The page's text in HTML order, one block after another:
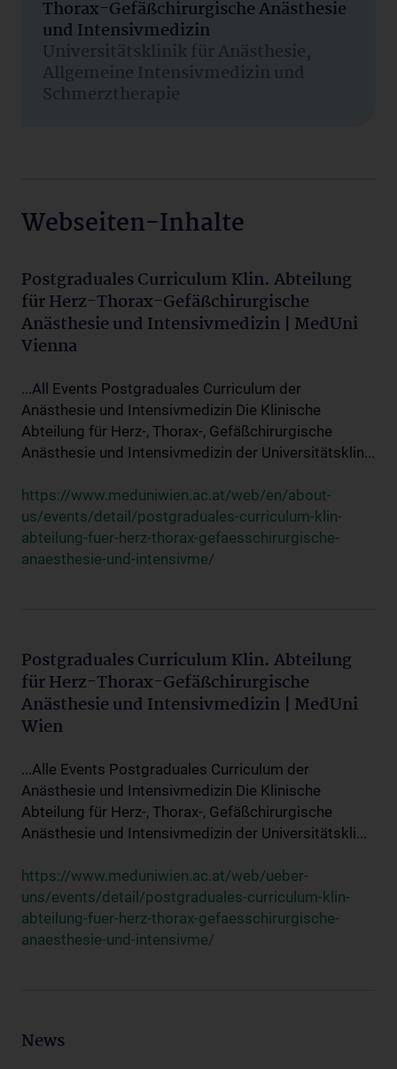
Thorax-Gefäßchirurgische Anästhesie
und Intensivmedizin
Universitätsklinik für Anästhesie,
Allgemeine Intensivmedizin und
Schmerztherapie
Webseiten-Inhalte
Postgraduales Curriculum Klin. Abteilung
für Herz-Thorax-Gefäßchirurgische
Anästhesie und Intensivmedizin | MedUni
Vienna
...All Events Postgraduales Curriculum der
Anästhesie und Intensivmedizin Die Klinische
Abteilung für Herz-, Thorax-, Gefäßchirurgische
Anästhesie und Intensivmedizin der Universitätsklin...
https://www.meduniwien.ac.at/web/en/about-
us/events/detail/postgraduales-curriculum-klin-
abteilung-fuer-herz-thorax-gefaesschirurgische-
anaesthesie-und-intensivme/
Postgraduales Curriculum Klin. Abteilung
für Herz-Thorax-Gefäßchirurgische
Anästhesie und Intensivmedizin | MedUni
Wien
...Alle Events Postgraduales Curriculum der
Anästhesie und Intensivmedizin Die Klinische
Abteilung für Herz-, Thorax-, Gefäßchirurgische
Anästhesie und Intensivmedizin der Universitätskli...
https://www.meduniwien.ac.at/web/ueber-
uns/events/detail/postgraduales-curriculum-klin-
abteilung-fuer-herz-thorax-gefaesschirurgische-
anaesthesie-und-intensivme/
News